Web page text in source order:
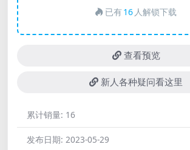
已有16 人解锁下载
查看预览
新人各种疑问看这里
累计销量: 16
发布日期: 2023-05-29